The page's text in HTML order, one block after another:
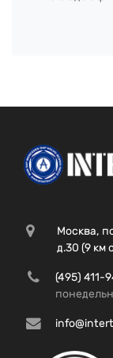
Москва,
д.30 (9 км
(495) 411-